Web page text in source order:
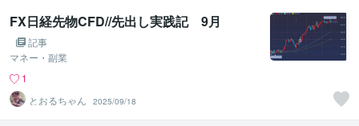
FX日経先物CFD//先出し実践記 9月
記事
マネー・副業
1
とおるちゃん
2025/09/18